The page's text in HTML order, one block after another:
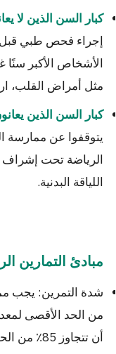
كبار السن الذين لا
إجراء فحص طبي قبل
الأشخاص الأكبر سنًا
مثل أمراض القلب،
كبار السن الذين
يتوقفوا عن ممارسة
الرياضة تحت
اللياقة البدنية.
مبادئ التمارين
من الحد الأقصى
أن تتجاوز 85٪ من الحد الأقصى لمعدل ضربات القلب.